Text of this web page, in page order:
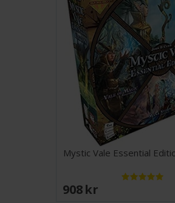
Mystic Vale Essential
908 SEK